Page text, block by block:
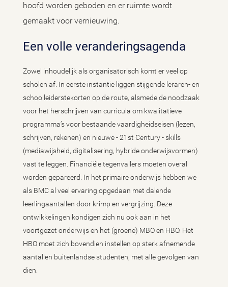
hoofd worden geboden en er ruimte wordt
gemaakt voor vernieuwing.
Een volle veranderingsagenda
Zowel inhoudelijk als organisatorisch komt er veel op
scholen af. In eerste instantie liggen stijgende leraren- en
schoolleiderstekorten op de route, alsmede de noodzaak
voor het herschrijven van curricula om kwalitatieve
programma’s voor bestaande vaardigheidseisen (lezen,
schrijven, rekenen) en nieuwe - 21st Century - skills
(mediawijsheid, digitalisering, hybride onderwijsvormen)
vast te leggen. Financiële tegenvallers moeten overal
worden gepareerd. In het primaire onderwijs hebben we
als BMC al veel ervaring opgedaan met dalende
leerlingaantallen door krimp en vergrijzing. Deze
ontwikkelingen kondigen zich nu ook aan in het
voortgezet onderwijs en het (groene) MBO en HBO. Het
HBO moet zich bovendien instellen op sterk afnemende
aantallen buitenlandse studenten, met alle gevolgen van
dien.